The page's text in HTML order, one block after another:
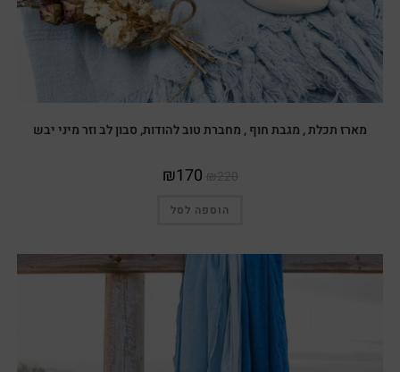
מארז תכלת , מגבת חוף , מחברת טוב להודות, סבון לב וזר מיני יבש
₪170
הוספה לסל